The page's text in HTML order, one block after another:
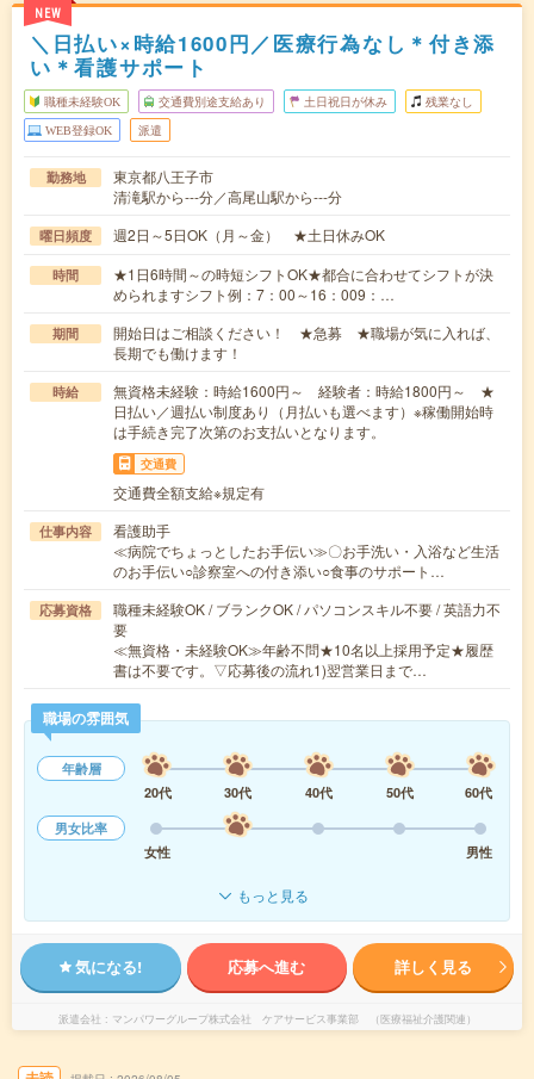
NEW
＼日払い×時給1600円／医療行為なし＊付き添
い＊看護サポート
職種未経験OK 交通費別途支給あり 土日祝日が休み 残業なし
WEB登録OK 派遣
勤務地
東京都八王子市
清滝駅から---分／高尾山駅から---分
曜日頻度 週2日～5日OK（月～金） ★土日休みOK
時間
★1日6時間～の時短シフトOK★都合に合わせてシフトが決
められますシフト例：7：00～16：009：…
期間
開始日はご相談ください！ ★急募 ★職場が気に入れば、
長期でも働けます！
時給
無資格未経験：時給1600円～ 経験者：時給1800円～ ★
日払い／週払い制度あり（月払いも選べます）※稼働開始時
は手続き完了次第のお支払いとなります。
交通費
交通費全額支給※規定有
仕事内容
看護助手
≪病院でちょっとしたお手伝い≫〇お手洗い・入浴など生活
のお手伝い○診察室への付き添い○食事のサポート…
応募資格
職種未経験OK / ブランクOK / パソコンスキル不要 / 英語力不
要
≪無資格・未経験OK≫年齢不問★10名以上採用予定★履歴
書は不要です。▽応募後の流れ1)翌営業日まで…
職場の雰囲気
年齢層
20代
30代 40代 50代
60代
男女比率
女性
男性
もっと見る
気になる! 応募へ進む 詳しく見る
派遣会社 マンパワーグループ株式会社 ケアサービス事業部 （医療福祉介護関連）